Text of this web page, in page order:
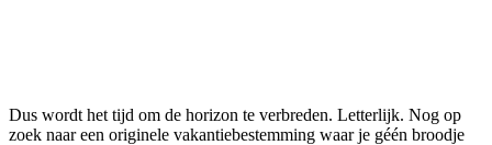
Dus wordt het tijd om de horizon te verbreden. Letterlijk. Nog op
zoek naar een originele vakantiebestemming waar je géén broodje